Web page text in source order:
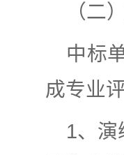
（二
中标
成专业
1、